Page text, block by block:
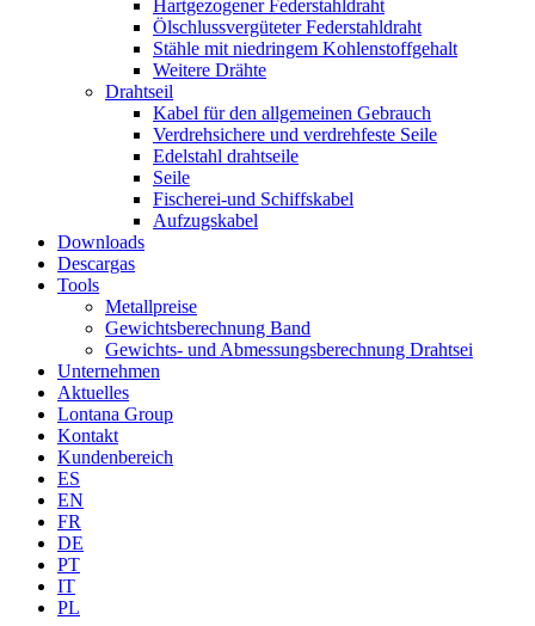
Hartgezogener Federstahldraht
Ölschlussvergüteter Federstahldraht
Stähle mit niedringem Kohlenstoffgehalt
Weitere Drähte
Drahtseil
Kabel für den allgemeinen Gebrauch
Verdrehsichere und verdrehfeste Seile
Edelstahl drahtseile
Seile
Fischerei-und Schiffskabel
Aufzugskabel
Downloads
Descargas
Tools
Metallpreise
Gewichtsberechnung Band
Gewichts- und Abmessungsberechnung Drahtsei
Unternehmen
Aktuelles
Lontana Group
Kontakt
Kundenbereich
ES
EN
FR
DE
PT
IT
PL